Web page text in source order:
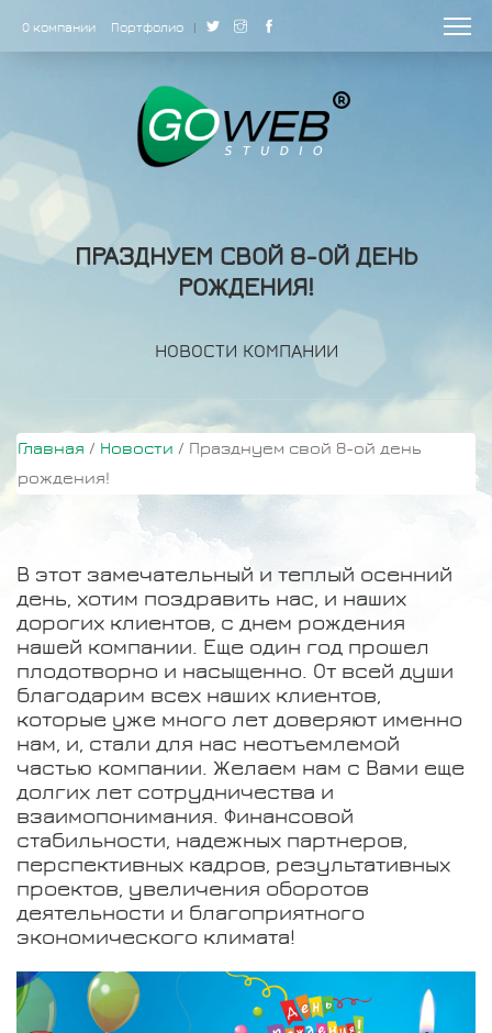
О компании Портфолио |
ПРАЗДНУЕМ СВОЙ 8-ОЙ ДЕНЬ
РОЖДЕНИЯ!
НОВОСТИ КОМПАНИИ
Главная / Новости / Празднуем свой 8-ой день
рождения!
В этот замечательный и теплый осенний
день, хотим поздравить нас, и наших
дорогих клиентов, с днем рождения
нашей компании. Еще один год прошел
плодотворно и насыщенно. От всей души
благодарим всех наших клиентов,
которые уже много лет доверяют именно
нам, и, стали для нас неотъемлемой
частью компании. Желаем нам с Вами еще
долгих лет сотрудничества и
взаимопонимания. Финансовой
стабильности, надежных партнеров,
перспективных кадров, результативных
проектов, увеличения оборотов
деятельности и благоприятного
экономического климата!